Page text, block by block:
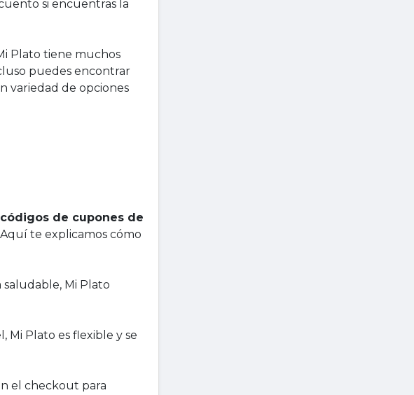
si encuentras la
Plato tiene muchos
puedes encontrar
variedad de opciones
códigos de cupones de
te explicamos cómo
saludable, Mi Plato
Mi Plato es flexible y se
el checkout para